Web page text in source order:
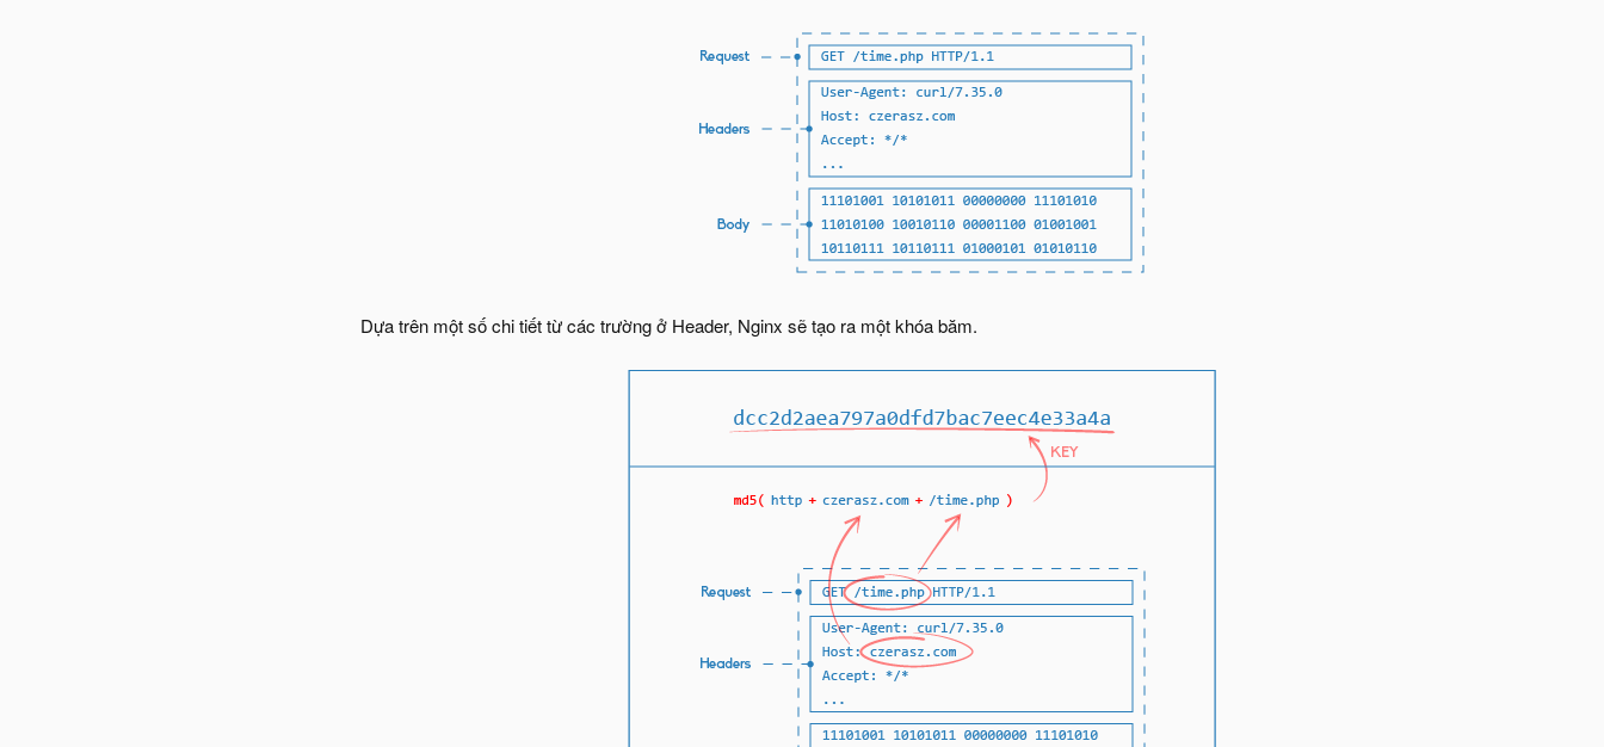
Dựa trên một số chi tiết từ các trường ở Header, Nginx sẽ tạo ra một khóa băm.